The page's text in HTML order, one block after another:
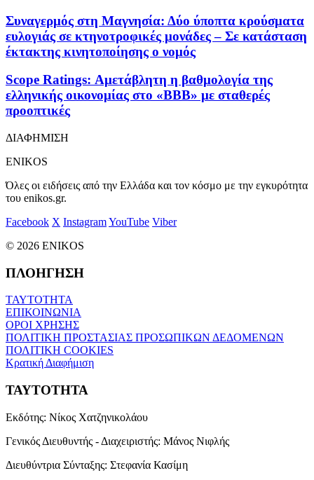
Συναγερμός στη Μαγνησία: Δύο ύποπτα κρούσματα
ευλογιάς σε κτηνοτροφικές μονάδες – Σε κατάσταση
έκτακτης κινητοποίησης ο νομός
Scope Ratings: Αμετάβλητη η βαθμολογία της
ελληνικής οικονομίας στο «ΒΒB» με σταθερές
προοπτικές
ΔΙΑΦΗΜΙΣΗ
ENIKOS
Όλες οι ειδήσεις από την Ελλάδα και τον κόσμο με την εγκυρότητα
του enikos.gr.
Facebook X InstagramYouTube Viber
© 2026 ENIKOS
ΠΛΟΗΓΗΣΗ
ΤΑΥΤΟΤΗΤΑ
ΕΠΙΚΟΙΝΩΝΙΑ
ΟΡΟΙ ΧΡΗΣΗΣ
ΠΟΛΙΤΙΚΗ ΠΡΟΣΤΑΣΙΑΣ ΠΡΟΣΩΠΙΚΩΝ ΔΕΔΟΜΕΝΩΝ
ΠΟΛΙΤΙΚΗ COOKIES
Κρατική Διαφήμιση
ΤΑΥΤΟΤΗΤΑ
Εκδότης: Νίκος Χατζηνικολάου
Γενικός Διευθυντής - Διαχειριστής: Μάνος Νιφλής
Διευθύντρια Σύνταξης: Στεφανία Κασίμη